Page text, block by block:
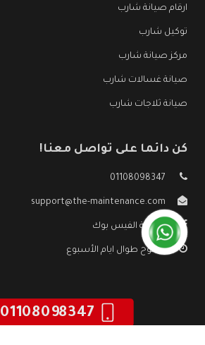
ارقام صيانة شارب
توكيل شارب
مركز صيانة شارب
صيانة غسالات شارب
صيانة ثلاجات شارب
كن دائما على تواصل معنا!
01108098347
support@the-maintenance.com
صفحة الفيس بوك
مفتوح طوال ايام الأسبوع
01108098347